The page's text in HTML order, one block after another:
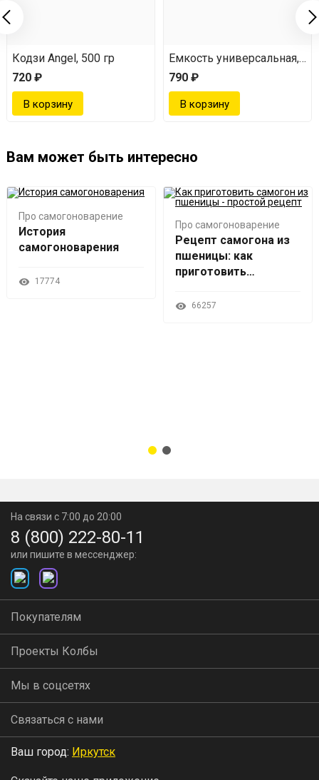
Кодзи Angel, 500 гр
720 ₽
Емкость универсальная, 32
790 ₽
Вам может быть интересно
Про самогоноварение
История
самогоноварения
17774
Про самогоноварение
Рецепт самогона из
пшеницы: как
приготовить
66257
На связи с 7:00 до 20:00
8 (800) 222-80-11
или пишите в мессенджер:
Покупателям
Проекты Колбы
Мы в соцсетях
Связаться с нами
Ваш город: Иркутск